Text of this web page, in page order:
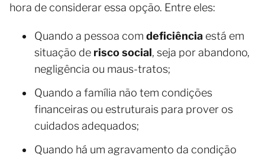
hora de considerar essa opção. Entre eles:
Quando a pessoa com deficiência está em
situação de risco social, seja por abandono,
negligência ou maus-tratos;
Quando a família não tem condições
financeiras ou estruturais para prover os
cuidados adequados;
Quando há um agravamento da condição